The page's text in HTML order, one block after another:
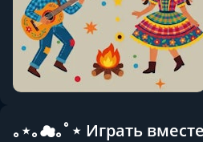
｡⋆｡☁︎｡ﾟ⋆ Играть